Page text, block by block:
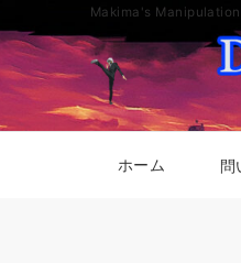
Makima's
ホーム 問